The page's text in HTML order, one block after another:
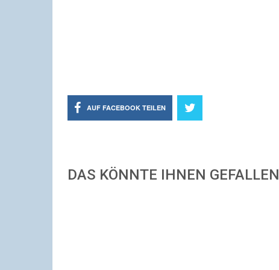
AUF FACEBOOK TEILEN
DAS KÖNNTE IHNEN GEFALLEN